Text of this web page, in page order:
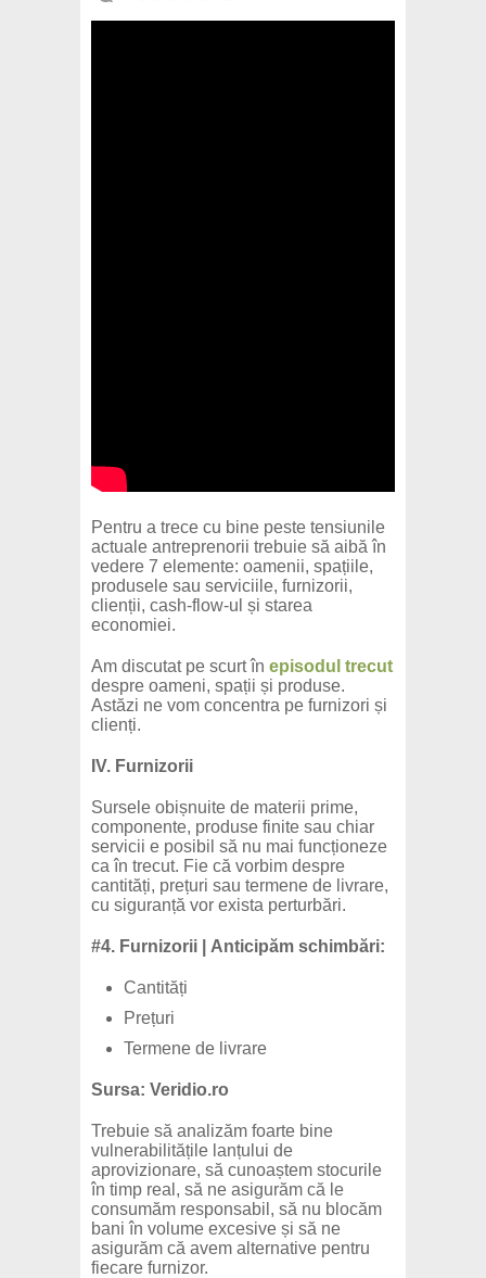
Pentru a trece cu bine peste tensiunile
actuale antreprenorii trebuie să aibă în
vedere 7 elemente: oamenii, spațiile,
produsele sau serviciile, furnizorii,
clienții, cash-flow-ul și starea
economiei.
Am discutat pe scurt în episodul trecut
despre oameni, spații și produse.
Astăzi ne vom concentra pe furnizori și
clienți.
IV. Furnizorii
Sursele obișnuite de materii prime,
componente, produse finite sau chiar
servicii e posibil să nu mai funcționeze
ca în trecut. Fie că vorbim despre
cantități, prețuri sau termene de livrare,
cu siguranță vor exista perturbări.
#4. Furnizorii | Anticipăm schimbări:
Cantități
Prețuri
Termene de livrare
Sursa: Veridio.ro
Trebuie să analizăm foarte bine
vulnerabilitățile lanțului de
aprovizionare, să cunoaștem stocurile
în timp real, să ne asigurăm că le
consumăm responsabil, să nu blocăm
bani în volume excesive și să ne
asigurăm că avem alternative pentru
fiecare furnizor.